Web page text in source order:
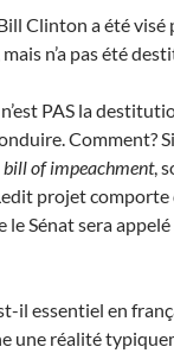
Clinton a été visé
n’a pas été
PAS la
Comment?
bill of impeachment,
projet comporte
le Sénat sera
il essentiel en
une réalité